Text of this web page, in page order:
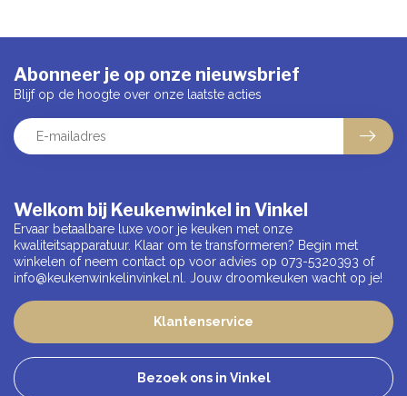
Welkom bij Keukenwinkel in Vinkel
Ervaar betaalbare luxe voor je keuken met onze
kwaliteitsapparatuur. Klaar om te transformeren? Begin met
winkelen of neem contact op voor advies op 073-5320393 of
info@keukenwinkelinvinkel.nl
. Jouw droomkeuken wacht op je!
Klantenservice
Bezoek ons in Vinkel
Abonneer je op onze nieuwsbrief
Blijf op de hoogte over onze laatste acties